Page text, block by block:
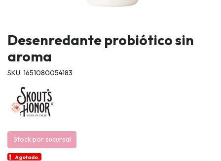
Desenredante probiótico sin
aroma
SKU: 1651080054183
Stock por sucursal
Agotado.